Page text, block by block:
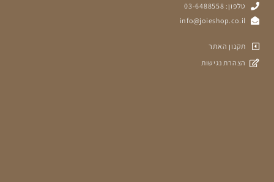
טלפון: 03-6488558
info@joieshop.co.il
תקנון האתר
הצהרת נגישות